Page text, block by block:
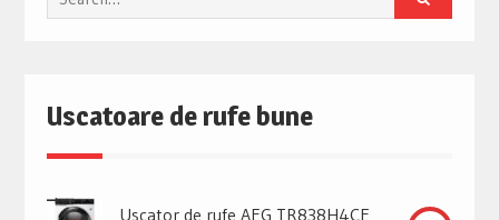
for:
Uscatoare de rufe bune
Uscator de rufe AEG TR838H4CE